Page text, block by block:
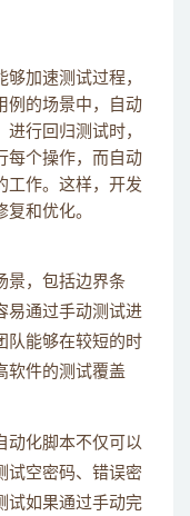
加速测试过程，
例的场景中，自动
行回归测试时，
每个操作，而自动
工作。这样，开发
和优化。
景，包括边界条
易通过手动测试进
队能够在较短的时
软件的测试覆盖
动化脚本不仅可以
试空密码、错误密
试如果通过手动完